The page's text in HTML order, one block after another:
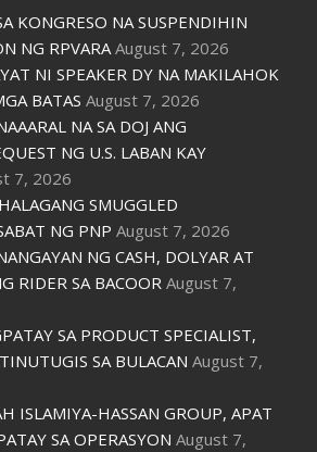
KONGRESO NA SUSPENDIHIN
NG RPVARA August 7, 2026
NI SPEAKER DY NA MAKILAHOK
BATAS August 7, 2026
NA SA DOJ ANG
NG U.S. LABAN KAY
7, 2026
SMUGGLED
NG PNP August 7, 2026
NG CASH, DOLYAR AT
RIDER SA BACOOR August 7,
SA PRODUCT SPECIALIST,
SA BULACAN August 7,
ISLAMIYA-HASSAN GROUP, APAT
SA OPERASYON August 7,